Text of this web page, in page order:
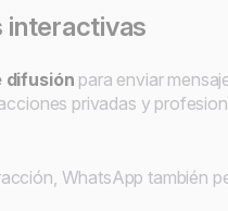
interactivas
difusión para enviar
privadas y
WhatsApp también